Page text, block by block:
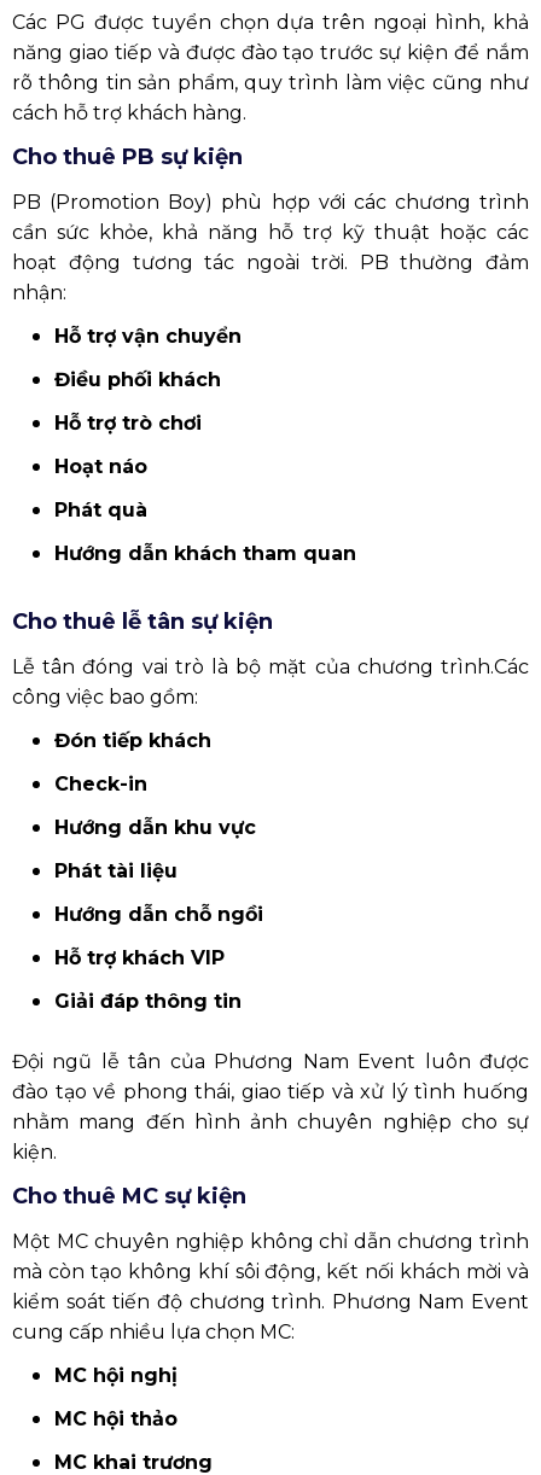
Các PG được tuyển chọn dựa trên ngoại hình, khả
năng giao tiếp và được đào tạo trước sự kiện để nắm
rõ thông tin sản phẩm, quy trình làm việc cũng như
cách hỗ trợ khách hàng.
Cho thuê PB sự kiện
PB (Promotion Boy) phù hợp với các chương trình
cần sức khỏe, khả năng hỗ trợ kỹ thuật hoặc các
hoạt động tương tác ngoài trời. PB thường đảm
nhận:
Hỗ trợ vận chuyển
Điều phối khách
Hỗ trợ trò chơi
Hoạt náo
Phát quà
Hướng dẫn khách tham quan
Cho thuê lễ tân sự kiện
Lễ tân đóng vai trò là bộ mặt của chương trình.Các
công việc bao gồm:
Đón tiếp khách
Check-in
Hướng dẫn khu vực
Phát tài liệu
Hướng dẫn chỗ ngồi
Hỗ trợ khách VIP
Giải đáp thông tin
Đội ngũ lễ tân của Phương Nam Event luôn được
đào tạo về phong thái, giao tiếp và xử lý tình huống
nhằm mang đến hình ảnh chuyên nghiệp cho sự
kiện.
Cho thuê MC sự kiện
Một MC chuyên nghiệp không chỉ dẫn chương trình
mà còn tạo không khí sôi động, kết nối khách mời và
kiểm soát tiến độ chương trình. Phương Nam Event
cung cấp nhiều lựa chọn MC:
MC hội nghị
MC hội thảo
MC khai trương